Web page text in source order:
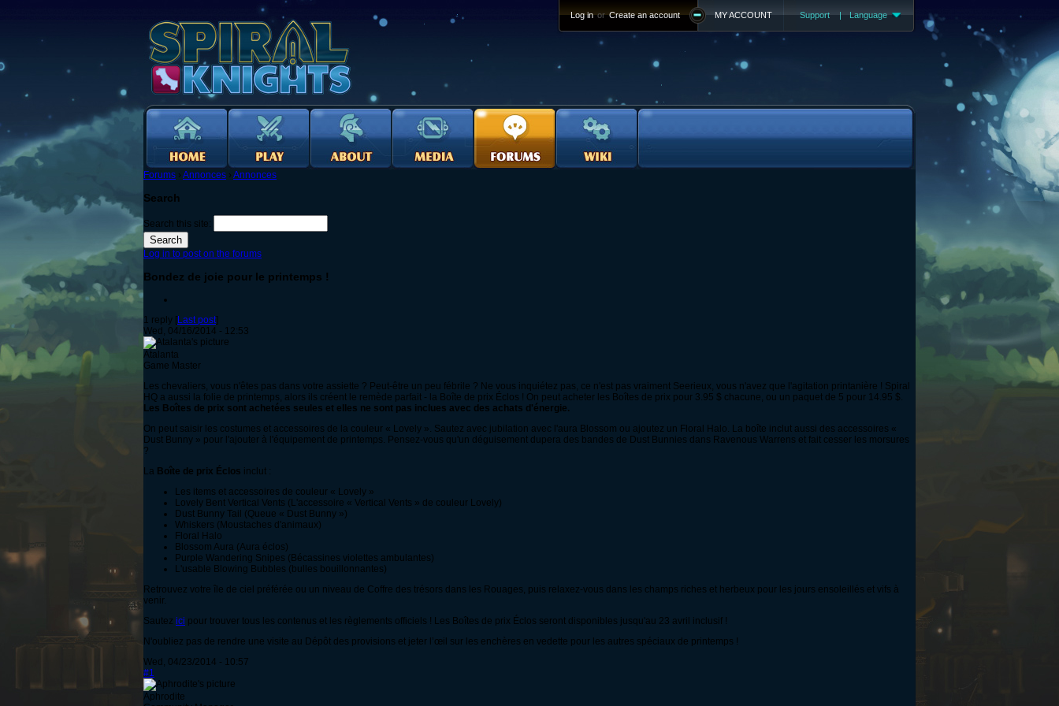
Support | Language
MY ACCOUNT
Log in or Create an account
Forums › Annonces › Annonces
Search
Search this site:
Log in to post on the forums
Bondez de joie pour le printemps !
1 reply [Last post]
Wed, 04/16/2014 - 12:53
Atalanta
Game Master
Les chevaliers, vous n'êtes pas dans votre assiette ? Peut-être un peu fébrile ? Ne vous inquiétez pas, ce n'est pas vraiment Seerieux, vous n'avez que l'agitation printanière ! Spiral
HQ a aussi la folie de printemps, alors ils créent le remède parfait - la Boîte de prix Éclos ! On peut acheter les Boîtes de prix pour 3.95 $ chacune, ou un paquet de 5 pour 14.95 $.
Les Boîtes de prix sont achetées seules et elles ne sont pas inclues avec des achats d'énergie.
On peut saisir les costumes et accessoires de la couleur « Lovely ». Sautez avec jubilation avec l'aura Blossom ou ajoutez un Floral Halo. La boîte inclut aussi des accessoires «
Dust Bunny » pour l'ajouter à l'équipement de printemps. Pensez-vous qu'un déguisement dupera des bandes de Dust Bunnies dans Ravenous Warrens et fait cesser les morsures
?
La Boîte de prix Éclos inclut :
Les items et accessoires de couleur « Lovely »
Lovely Bent Vertical Vents (L'accessoire « Vertical Vents » de couleur Lovely)
Dust Bunny Tail (Queue « Dust Bunny »)
Whiskers (Moustaches d'animaux)
Floral Halo
Blossom Aura (Aura éclos)
Purple Wandering Snipes (Bécassines violettes ambulantes)
L'usable Blowing Bubbles (bulles bouillonnantes)
Retrouvez votre île de ciel préférée ou un niveau de Coffre des trésors dans les Rouages, puis relaxez-vous dans les champs riches et herbeux pour les jours ensoleillés et vifs à
venir.
Sautez ici pour trouver tous les contenus et les règlements officiels ! Les Boîtes de prix Éclos seront disponibles jusqu'au 23 avril inclusif !
N'oubliez pas de rendre une visite au Dépôt des provisions et jeter l’œil sur les enchères en vedette pour les autres spéciaux de printemps !
Wed, 04/23/2014 - 10:57
#1
Aphrodite